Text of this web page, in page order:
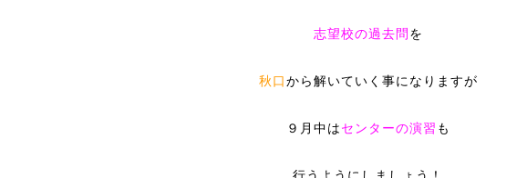
志望校の過去問 を
秋口から解いていく事になりますが
９月中はセンターの演習 も